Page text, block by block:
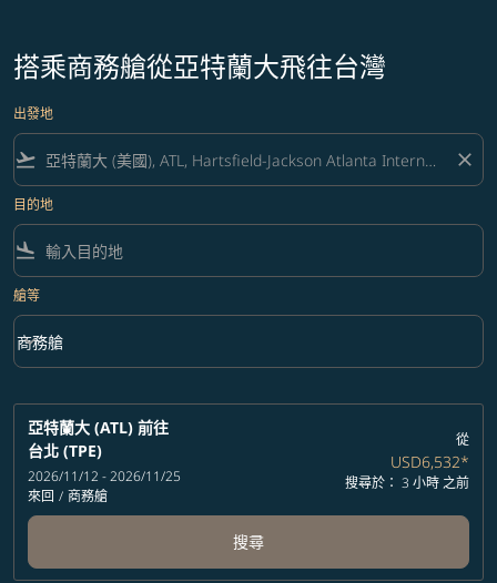
搭乘商務艙從亞特蘭大飛往台灣
出發地
flight_takeoff close
目的地
flight_land
艙等
艙等 option 商務艙 Selected
商務艙
keyboard_arrow_down
亞特蘭大 (ATL) 前往
台北 (TPE)
2026/11/12 - 2026/11/25
來回 / 商務艙
從
USD6,532*
搜尋於： 3 小時 之前
搜尋